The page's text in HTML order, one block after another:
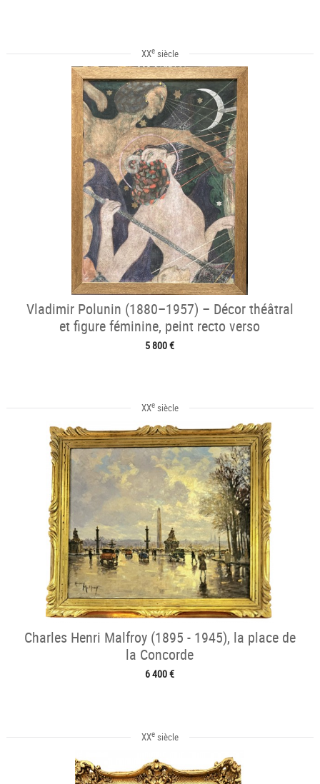
XXesiècle
Vladimir Polunin (1880–1957) – Décor théâtral
et figure féminine, peint recto verso
5 800 €
XXesiècle
Charles Henri Malfroy (1895 - 1945), la place de
la Concorde
6 400 €
XXesiècle